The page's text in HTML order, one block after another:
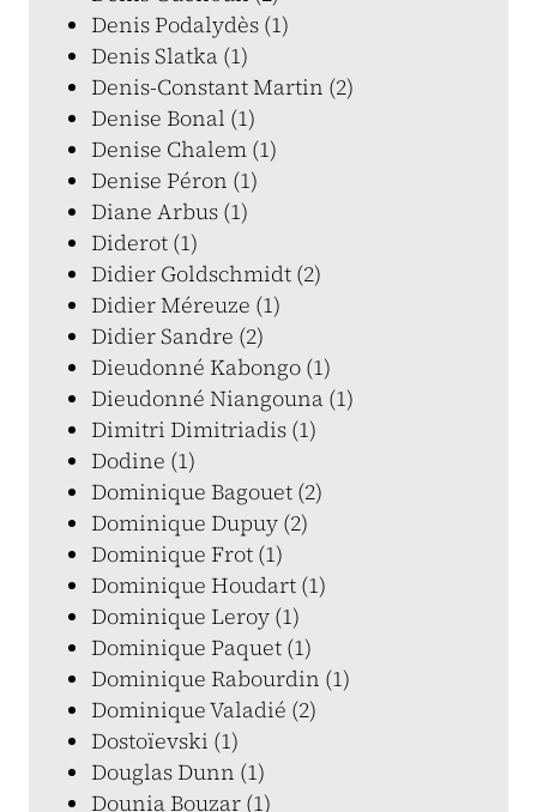
Denis Podalydès (1)
Denis Slatka (1)
Denis-Constant Martin (2)
Denise Bonal (1)
Denise Chalem (1)
Denise Péron (1)
Diane Arbus (1)
Diderot (1)
Didier Goldschmidt (2)
Didier Méreuze (1)
Didier Sandre (2)
Dieudonné Kabongo (1)
Dieudonné Niangouna (1)
Dimitri Dimitriadis (1)
Dodine (1)
Dominique Bagouet (2)
Dominique Dupuy (2)
Dominique Frot (1)
Dominique Houdart (1)
Dominique Leroy (1)
Dominique Paquet (1)
Dominique Rabourdin (1)
Dominique Valadié (2)
Dostoïevski (1)
Douglas Dunn (1)
Dounia Bouzar (1)